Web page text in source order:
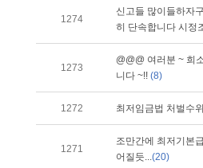
1274
신고들 많이들하자
히 단속합니다 시정
1273
@@@ 여러분 ~ 희
니다 ~!! (8)
1272 최저임금법 처벌수
1271
조만간에 최저기본
어질듯...(20)